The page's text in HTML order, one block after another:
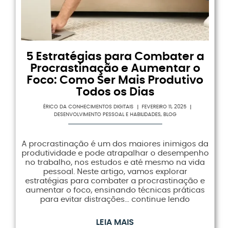
5 Estratégias para Combater a
Procrastinação e Aumentar o
Foco: Como Ser Mais Produtivo
Todos os Dias
ÉRICO DA CONHECIMENTOS DIGITAIS
FEVEREIRO 11, 2025
DESENVOLVIMENTO PESSOAL E HABILIDADES, BLOG
A procrastinação é um dos maiores inimigos da
produtividade e pode atrapalhar o desempenho
no trabalho, nos estudos e até mesmo na vida
pessoal. Neste artigo, vamos explorar
estratégias para combater a procrastinação e
aumentar o foco, ensinando técnicas práticas
para evitar distrações… continue lendo
LEIA MAIS